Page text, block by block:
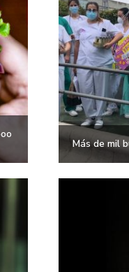
Más de mil